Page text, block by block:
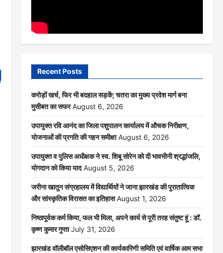
Recent Posts
करोड़ों खर्च, फिर भी बदहाल सड़कें; चतरा का मुख्य प्रवेश मार्ग बना
मुसीबत का सफर August 6, 2026
उपायुक्त रवि आनंद का जिला पशुपालन कार्यालय में औचक निरीक्षण,
योजनाओं की प्रगति की गहन समीक्षा August 6, 2026
उपायुक्त व पुलिस अधीक्षक ने स्व. शिबू सोरेन को दी भावभीनी श्रद्धांजलि,
योगदान को किया याद August 5, 2026
जरीना खातून संग्रहालय में विद्यार्थियों ने जाना झारखंड की पुरातात्विक
और सांस्कृतिक विरासत का इतिहास August 1, 2026
निष्ठापूर्वक कर्म किया, फल भी मिला, अपने कार्य से पूरी तरह संतुष्ट हूं : डॉ.
कृष्ण कुमार गुप्ता July 31, 2026
झारखंड वॉलीबॉल एसोसिएशन की कार्यकारिणी समिति एवं वार्षिक आम सभा